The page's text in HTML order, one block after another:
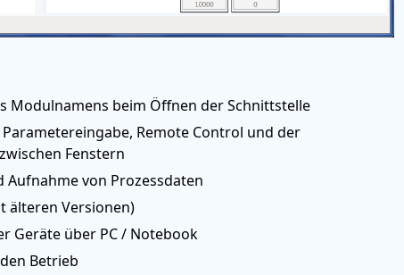
Modulnamens beim Öffnen der Schnittstelle
Remote Control und der
Fenstern
Aufnahme von Prozessdaten
älteren Versionen)
Geräte über PC / Notebook
Betrieb